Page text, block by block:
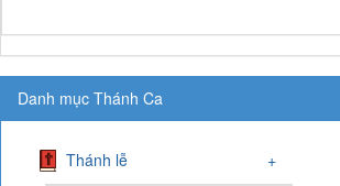
Danh mục Thánh Ca
Thánh lễ +